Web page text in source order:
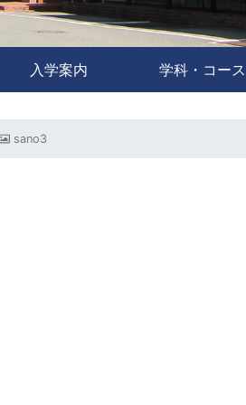
入学案内 学科・コース
sano3